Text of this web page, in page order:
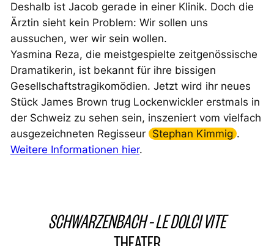
Deshalb ist Jacob gerade in einer Klinik. Doch die
Ärztin sieht kein Problem: Wir sollen uns
aussuchen, wer wir sein wollen.
Yasmina Reza, die meistgespielte zeitgenössische
Dramatikerin, ist bekannt für ihre bissigen
Gesellschaftstragikomödien. Jetzt wird ihr neues
Stück James Brown trug Lockenwicklererstmals in
der Schweiz zu sehen sein, inszeniert vom vielfach
ausgezeichneten Regisseur Stephan Kimmig .
Weitere Informationen hier.
SCHWARZENBACH – LE DOLCI VITE